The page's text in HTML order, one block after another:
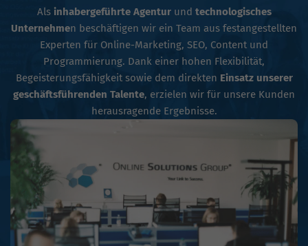
Alsinhabergeführte Agenturund technologisches
Unternehmen beschäftigen wir ein Team aus festangestellten
Experten für Online-Marketing, SEO, Content und
Programmierung. Dank einer hohen Flexibilität,
Begeisterungsfähigkeit sowie dem direkten Einsatz unserer
geschäftsführenden Talente, erzielen wir für unsere Kunden
herausragende Ergebnisse.